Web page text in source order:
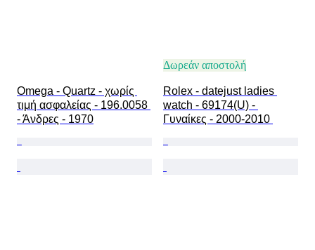
Omega - Quartz - χωρίς
τιμή ασφαλείας - 196.0058
- Άνδρες - 1970
Δωρεάν αποστολή
Rolex - datejust ladies
watch - 69174(U) -
Γυναίκες - 2000-2010